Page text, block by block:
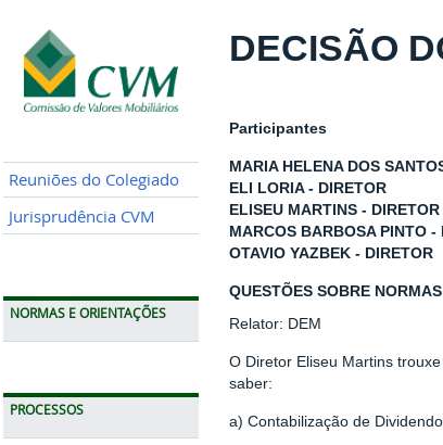
Reuniões do Colegiado
Jurisprudência CVM
NORMAS E ORIENTAÇÕES
PROCESSOS
DECISÃO
Participantes
MARIA HELENA DOS
ELI LORIA - DIRETOR
ELISEU MARTINS - DIRETOR
MARCOS BARBOSA PINTO -
OTAVIO YAZBEK - DIRETOR
QUESTÕES SOBRE
Relator: DEM
O Diretor Eliseu Martins
saber:
a) Contabilização de